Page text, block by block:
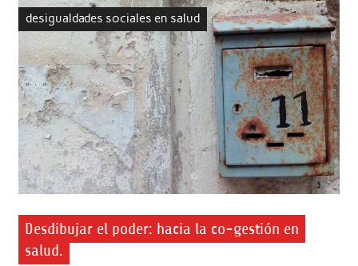
desigualdades sociales en salud
Desdibujar el poder: hacia la co-gestión en
salud.